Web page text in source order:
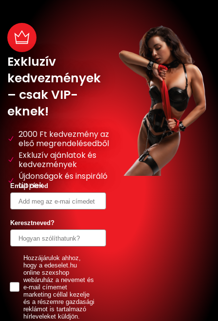
Exkluzív
kedvezmények
– csak VIP-
eknek!
2000 Ft kedvezmény az
első megrendelésedből
Exkluzív ajánlatok és
kedvezmények
Újdonságok és inspiráló
tippek
Email címed
Keresztneved?
GDPRHozzájárulok ahhoz,
hogy a edeselet.hu
online szexshop
webáruház a nevemet és
e-mail címemet
marketing céllal kezelje
és a részemre gazdasági
reklámot is tartalmazó
hírleveleket küldjön.